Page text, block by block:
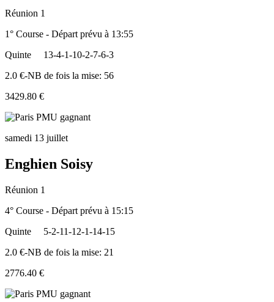
Réunion 1
1° Course - Départ prévu à 13:55
Quinte
13-4-1-10-2-7-6-3
2.0 €-NB de fois la mise: 56
3429.80 €
samedi 13 juillet
Enghien Soisy
Réunion 1
4° Course - Départ prévu à 15:15
Quinte
5-2-11-12-1-14-15
2.0 €-NB de fois la mise: 21
2776.40 €